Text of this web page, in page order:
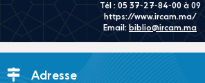
Tél : 05 37-27-84-00 à 09
https://www.ircam.ma/
Email: biblio@ircam.ma
Adresse